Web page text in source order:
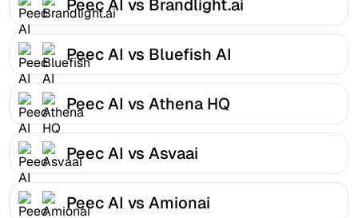
Peec AI vs Brandlight.ai
Peec AI vs Bluefish AI
Peec AI vs Athena HQ
Peec AI vs Asvaai
Peec AI vs Amionai